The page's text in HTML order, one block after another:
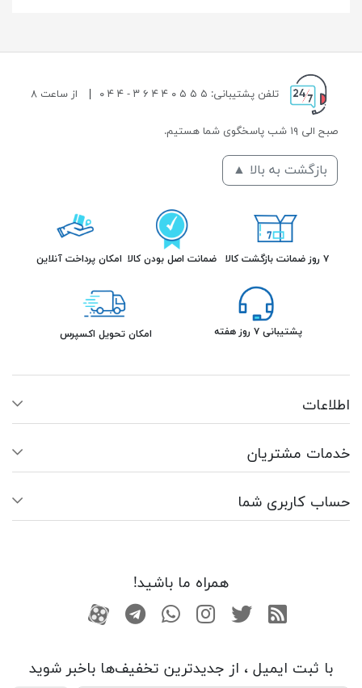
تلفن پشتیبانی: ۵ ۵ ۵ ۰ ۴ ۴ ۶ ۳ - ۴ ۴ ۰ از ساعت ۸
صبح الی ۱۹ شب پاسخگوی شما هستیم.
بازگشت به بالا ▲
۷ روز ضمانت بازگشت کالا ضمانت اصل بودن کالا امکان پرداخت آنلاین
پشتیبانی ۷ روز هفته امکان تحویل اکسپرس
اطلاعات
خدمات مشتریان
حساب کاربری شما
همراه ما باشید!
RSS توییتراینستاگرام
واتساپتلگرامآپارات
با ثبت ایمیل ، از جدید‌ترین تخفیف‌ها با‌خبر شوید